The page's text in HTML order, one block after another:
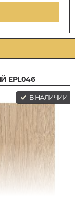
EPL046
В НАЛИЧИИ